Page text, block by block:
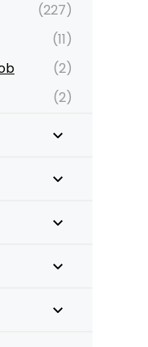
(227)
(11)
(2)
(2)